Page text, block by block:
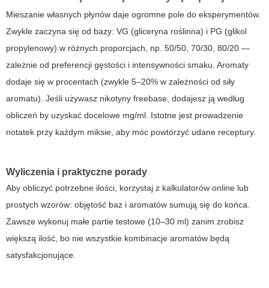
Mieszanie własnych płynów daje ogromne pole do eksperymentów.
Zwykle zaczyna się od bazy: VG (gliceryna roślinna) i PG (glikol
propylenowy) w różnych proporcjach, np. 50/50, 70/30, 80/20 —
zależnie od preferencji gęstości i intensywności smaku. Aromaty
dodaje się w procentach (zwykle 5–20% w zależności od siły
aromatu). Jeśli używasz nikotyny freebase, dodajesz ją według
obliczeń by uzyskać docelowe mg/ml. Istotne jest prowadzenie
notatek przy każdym miksie, aby móc powtórzyć udane receptury.
Wyliczenia i praktyczne porady
Aby obliczyć potrzebne ilości, korzystaj z kalkulatorów online lub
prostych wzorów: objętość baz i aromatów sumują się do końca.
Zawsze wykonuj małe partie testowe (10–30 ml) zanim zrobisz
większą ilość, bo nie wszystkie kombinacje aromatów będą
satysfakcjonujące.